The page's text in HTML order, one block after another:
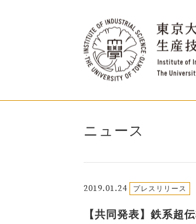
ニュース
2019.01.24 プレスリリース
【共同発表】鉄系超